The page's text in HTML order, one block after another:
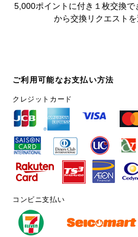
5,000ポイントに付き１枚交換
から交換リクエストを
ご利用可能なお支払い方法
クレジットカード
コンビニ支払い